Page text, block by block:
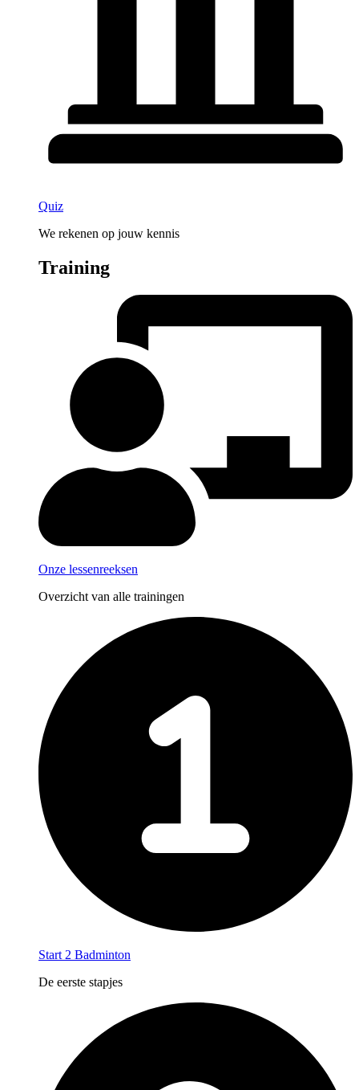
Quiz
We rekenen op jouw kennis
Training
Onze lessenreeksen
Overzicht van alle trainingen
Start 2 Badminton
De eerste stapjes